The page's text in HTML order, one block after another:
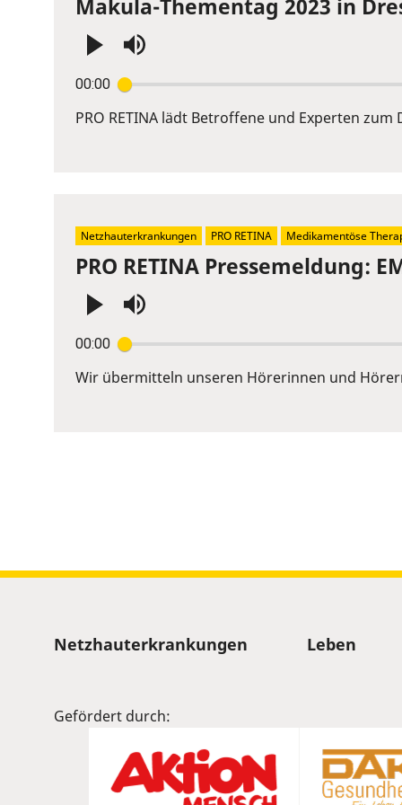
Makula-Thementag 2023 in
00:00
Enter
or
slider.
PRO RETINA lädt Betroffene und Experten zum
PRO RETINA Pressemeldung:
00:00
Enter
or
Wir übermitteln unseren Hörerinnen und
Netzhauterkrankungen PRO RETINA Medikamentöse
Sitemap
Netzhauterkrankungen Leben
Gefördert durch: